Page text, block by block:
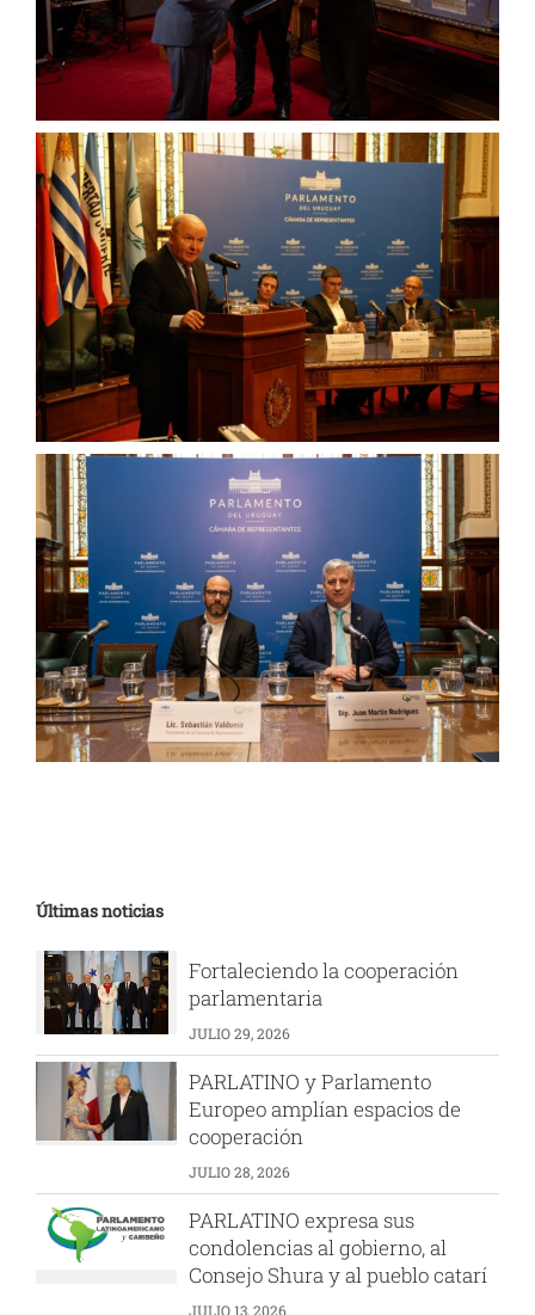
Últimas noticias
PARLATINO y Parlamento
Europeo amplían espacios de
cooperación
JULIO 28, 2026
PARLATINO expresa sus
condolencias al gobierno, al
Consejo Shura y al pueblo catarí
JULIO 13, 2026
Comisión de Relaciones
Exteriores de la Asamblea
Nacional de Panamá sesiona en